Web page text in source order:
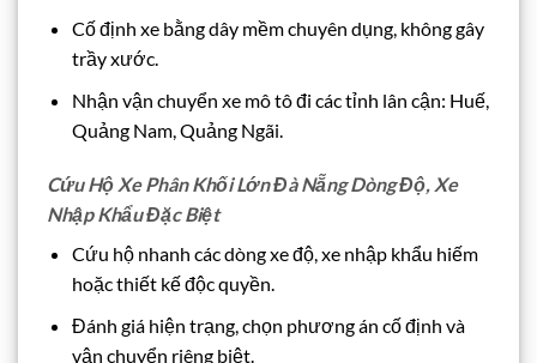
Cố định xe bằng dây mềm chuyên dụng, không gây
trầy xước.
Nhận vận chuyển xe mô tô đi các tỉnh lân cận: Huế,
Quảng Nam, Quảng Ngãi.
Cứu Hộ Xe Phân Khối Lớn Đà Nẵng Dòng Độ, Xe
Nhập Khẩu Đặc Biệt
Cứu hộ nhanh các dòng xe độ, xe nhập khẩu hiếm
hoặc thiết kế độc quyền.
Đánh giá hiện trạng, chọn phương án cố định và
vận chuyển riêng biệt.